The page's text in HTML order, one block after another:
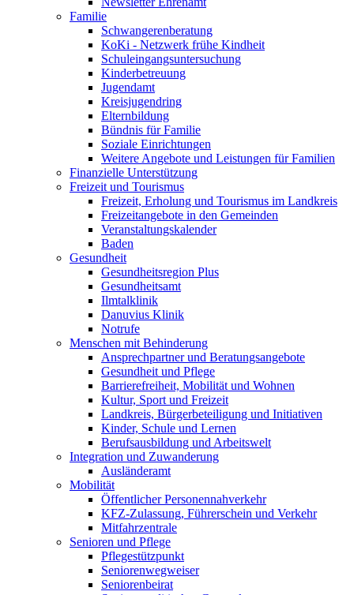
Familie
Schwangerenberatung
KoKi - Netzwerk frühe Kindheit
Schuleingangsuntersuchung
Kinderbetreuung
Jugendamt
Kreisjugendring
Elternbildung
Bündnis für Familie
Soziale Einrichtungen
Weitere Angebote und Leistungen für Familien
Finanzielle Unterstützung
Freizeit und Tourismus
Freizeit, Erholung und Tourismus im Landkreis
Freizeitangebote in den Gemeinden
Veranstaltungskalender
Baden
Gesundheit
Gesundheitsregion Plus
Gesundheitsamt
Ilmtalklinik
Danuvius Klinik
Notrufe
Menschen mit Behinderung
Ansprechpartner und Beratungsangebote
Gesundheit und Pflege
Barrierefreiheit, Mobilität und Wohnen
Kultur, Sport und Freizeit
Landkreis, Bürgerbeteiligung und Initiativen
Kinder, Schule und Lernen
Berufsausbildung und Arbeitswelt
Integration und Zuwanderung
Ausländeramt
Mobilität
Öffentlicher Personennahverkehr
KFZ-Zulassung, Führerschein und Verkehr
Mitfahrzentrale
Senioren und Pflege
Pflegestützpunkt
Seniorenwegweiser
Seniorenbeirat